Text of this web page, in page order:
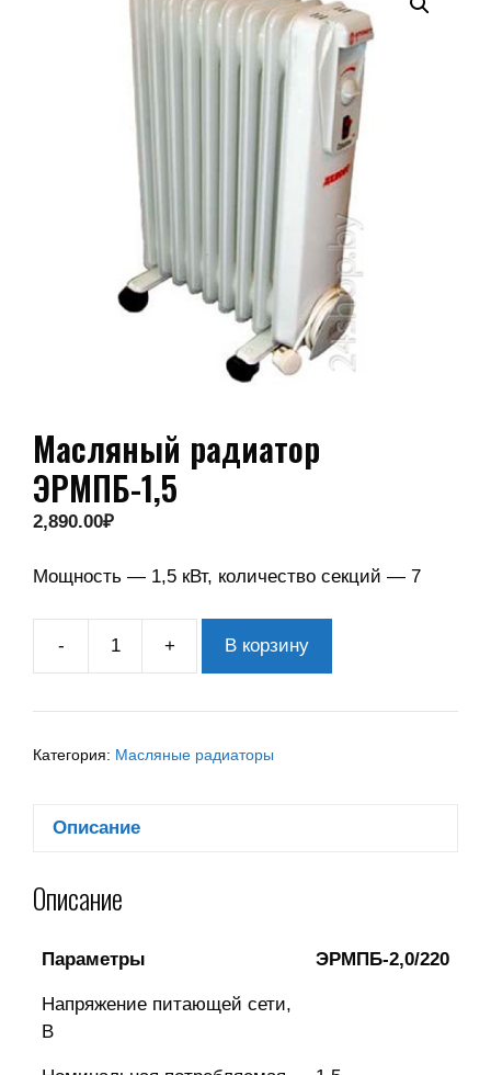
Масляный радиатор
ЭРМПБ-1,5
2,890.00₽
Мощность — 1,5 кВт, количество секций — 7
- + В корзину
Категория: Масляные радиаторы
Описание
Описание
Параметры ЭРМПБ-2,0/220
Напряжение питающей сети,
В